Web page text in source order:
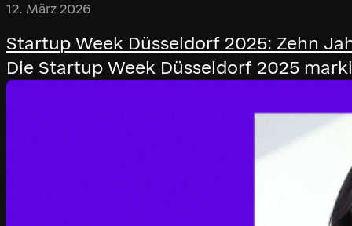
12. März 2026
Startup Week Düsseldorf 2025: Zehn
Die Startup Week Düsseldorf 2025